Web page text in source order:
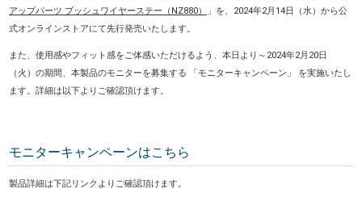
アップパーツ ブッシュワイヤーステー（NZ880）
」を、2024年2月14日（水）から公
式オンラインストアにて先行発売いたします。
また、使用感やフィット感をご体感いただけるよう、本日より～2024年2月20日
（火）の期間、本製品のモニターを募集する 「モニターキャンペーン」 を実施いたし
ます。詳細は以下よりご確認頂けます。
モニターキャンペーンはこちら
製品詳細は下記リンクよりご確認頂けます。